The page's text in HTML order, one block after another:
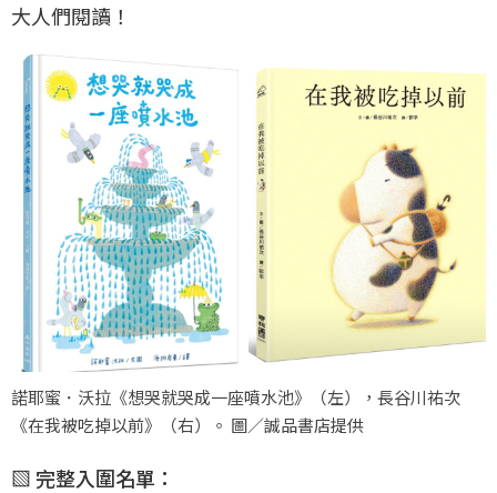
大人們閱讀！
諾耶蜜．沃拉《想哭就哭成一座噴水池》（左），長谷川祐次
《在我被吃掉以前》（右）。 圖／誠品書店提供
▧ 完整入圍名單：